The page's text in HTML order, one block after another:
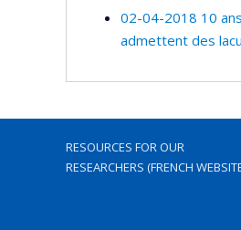
02-04-2018 10
admettent des
RESOURCES FOR OUR
RESEARCHERS (FRENCH